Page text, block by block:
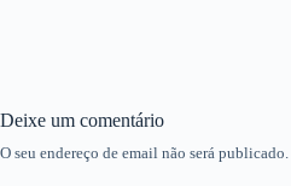
Deixe um comentário
O seu endereço de email não será publicado.